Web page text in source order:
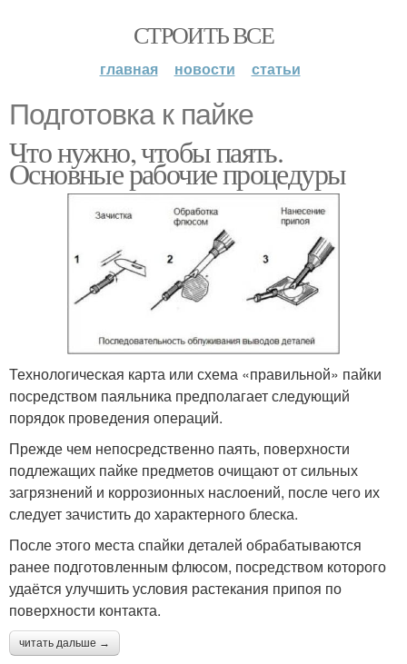
СТРОИТЬ ВСЕ
главная новости статьи
Подготовка к пайке
Что нужно, чтобы паять.
Основные рабочие процедуры
Технологическая карта или схема «правильной» пайки
посредством паяльника предполагает следующий
порядок проведения операций.
Прежде чем непосредственно паять, поверхности
подлежащих пайке предметов очищают от сильных
загрязнений и коррозионных наслоений, после чего их
следует зачистить до характерного блеска.
После этого места спайки деталей обрабатываются
ранее подготовленным флюсом, посредством которого
удаётся улучшить условия растекания припоя по
поверхности контакта.
читать дальше →